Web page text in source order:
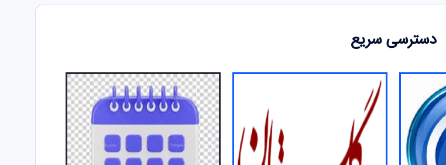
دسترسی سریع